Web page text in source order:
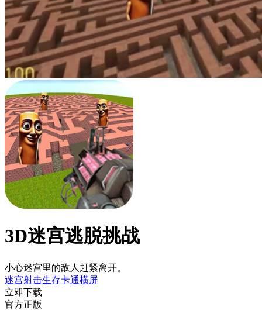
3D迷宫逃脱挑战
小心迷宫里的敌人赶紧离开。
迷宫射击生存卡通横屏
立即下载
官方正版